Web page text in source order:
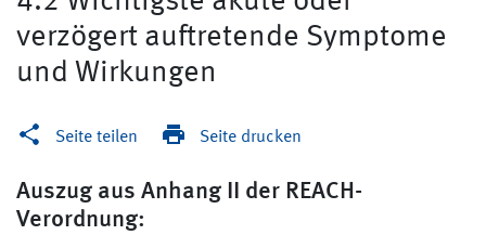
verzögert auftretende Symptome
und Wirkungen
Seite teilen Seite drucken
Auszug aus Anhang II der REACH-
Verordnung: